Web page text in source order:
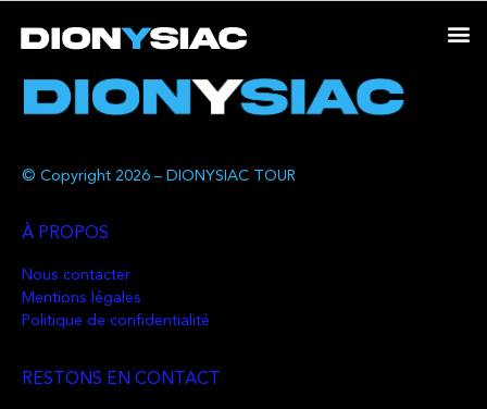
© Copyright 2026 – DIONYSIAC TOUR
À PROPOS
Nous contacter
Mentions légales
Politique de confidentialité
RESTONS EN CONTACT